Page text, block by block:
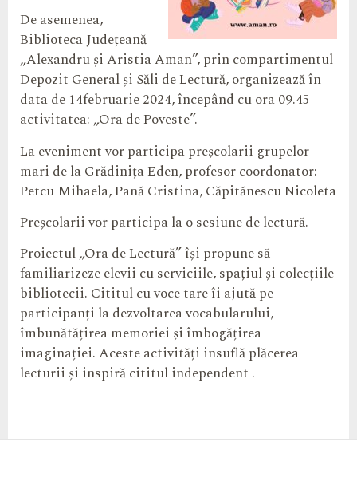
De asemenea,
Biblioteca Județeană
„Alexandru și Aristia Aman”, prin compartimentul
Depozit General și Săli de Lectură, organizează în
data de 14februarie 2024, începând cu ora 09.45
activitatea: „Ora de Poveste”.
La eveniment vor participa preșcolarii grupelor
mari de la Grădinița Eden, profesor coordonator:
Petcu Mihaela, Pană Cristina, Căpitănescu Nicoleta
Preșcolarii vor participa la o sesiune de lectură.
Proiectul „Ora de Lectură” își propune să
familiarizeze elevii cu serviciile, spațiul și colecțiile
bibliotecii. Cititul cu voce tare îi ajută pe
participanți la dezvoltarea vocabularului,
îmbunătățirea memoriei și îmbogățirea
imaginației. Aceste activități insuflă plăcerea
lecturii și inspiră cititul independent .